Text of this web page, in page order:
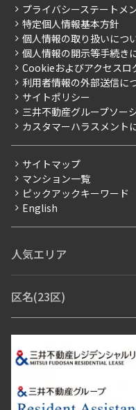
こだわりから探す
こだわり一覧
プレミアムマンション
新築
当社限定（港区・渋谷区）
当社限定（港区・渋谷
三井不動産企画
賃料改定
フリーレント
ペット可
ブランドマンション
ご入居・提携サービス
お部屋探しからご契約ま
よくあるご質問
社宅紹介
【仲介会社様向け】当社
会社情報
事業案内
採用情報
ニュースリリース
お問い合わせ
プライバシーステートメ
特定個人情報基本方針
個人情報の取り扱いにつ
個人情報の開示等手続き
Cookieおよびアクセスロ
利用者情報の外部送信に
サイトポリシー
三井不動産グループソー
カスタマーハラスメント
サイトマップ
マンション一覧
ピックアックキーワード
English
人気エリア
青山・表参道・原宿
市ヶ谷・神楽
芝浦・汐留・品川
月島・勝
目白・高田馬
池尻大橋・三軒茶屋
祐天寺
区名(23区)
豊島区
杉並区 板橋区
葛飾区
江戸川区